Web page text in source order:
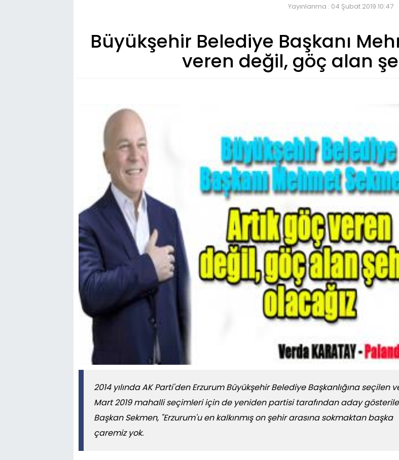
Yayınlanma : 04 Şubat 2019 10:47
Büyükşehir Belediye Başkanı
veren değil, göç alan
2014 yılında AK Parti'den Erzurum Büyükşehir Belediye Başkanlığına seçilen
Mart 2019 mahalli seçimleri için de yeniden partisi tarafından aday
Başkan Sekmen, "Erzurum'u en kalkınmış on şehir arasına sokmaktan başka
çaremiz yok.